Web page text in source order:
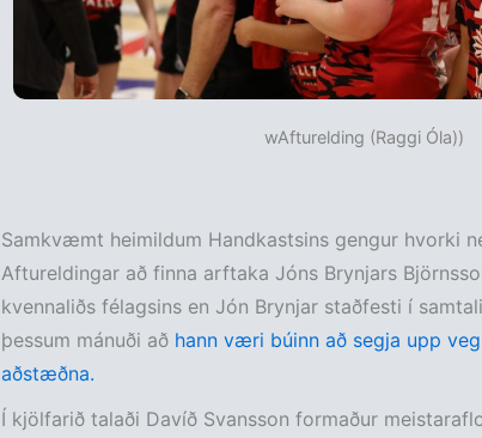
wAfturelding (Raggi Óla))
Samkvæmt heimildum Handkastsins gengur hvorki
Aftureldingar að finna arftaka Jóns Brynjars
kvennaliðs félagsins en Jón Brynjar staðfesti í
þessum mánuði að hann væri búinn að segja upp
aðstæðna.
Í kjölfarið talaði Davíð Svansson formaður